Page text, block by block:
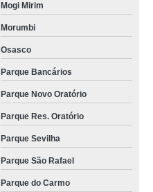
Mogi Mirim
Morumbi
Osasco
Parque Bancários
Parque Novo Oratório
Parque Res. Oratório
Parque Sevilha
Parque São Rafael
Parque do Carmo